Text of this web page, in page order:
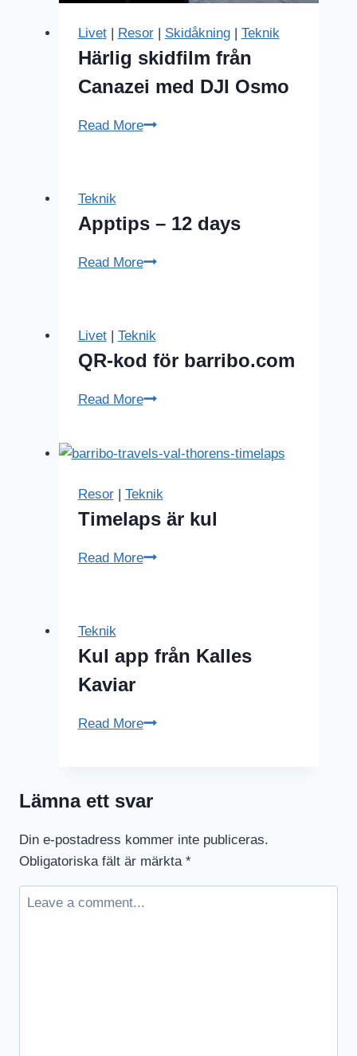
Livet| Resor| Skidåkning| Teknik
Härlig skidfilm från
Canazei med DJI Osmo
Read MoreHärlig
DJI
Teknik
Apptips – 12 days
Read MoreApptips
Livet| Teknik
QR-kod för barribo.com
Read MoreQR-
barribo.com
Resor| Teknik
Timelaps är kul
Read MoreTimelaps
Teknik
Kul app från Kalles
Kaviar
Read MoreKul
Kaviar
Lämna ett svar
Din e-postadress kommer inte publiceras.
Obligatoriska fält är märkta *